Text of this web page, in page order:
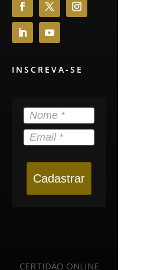
INSCREVA-SE
Cadastrar
CERTIDÃO ONLINE